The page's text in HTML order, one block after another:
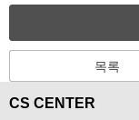
목록
CS CENTER